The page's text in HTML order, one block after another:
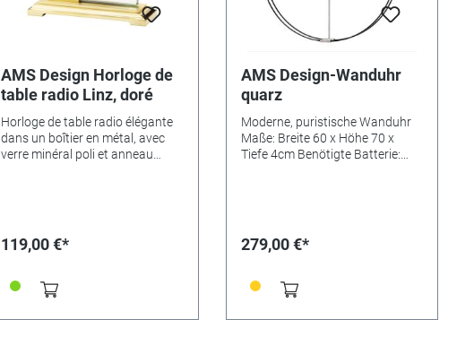
AMS Design Horloge de
table radio Linz, doré
Horloge de table radio élégante
dans un boîtier en métal, avec
verre minéral poli et anneau
119,00 €*
AMS Design-Wanduhr
quarz
Moderne, puristische Wanduhr
Maße: Breite 60 x Höhe 70 x
Tiefe 4cm Benötigte Batterie:
279,00 €*